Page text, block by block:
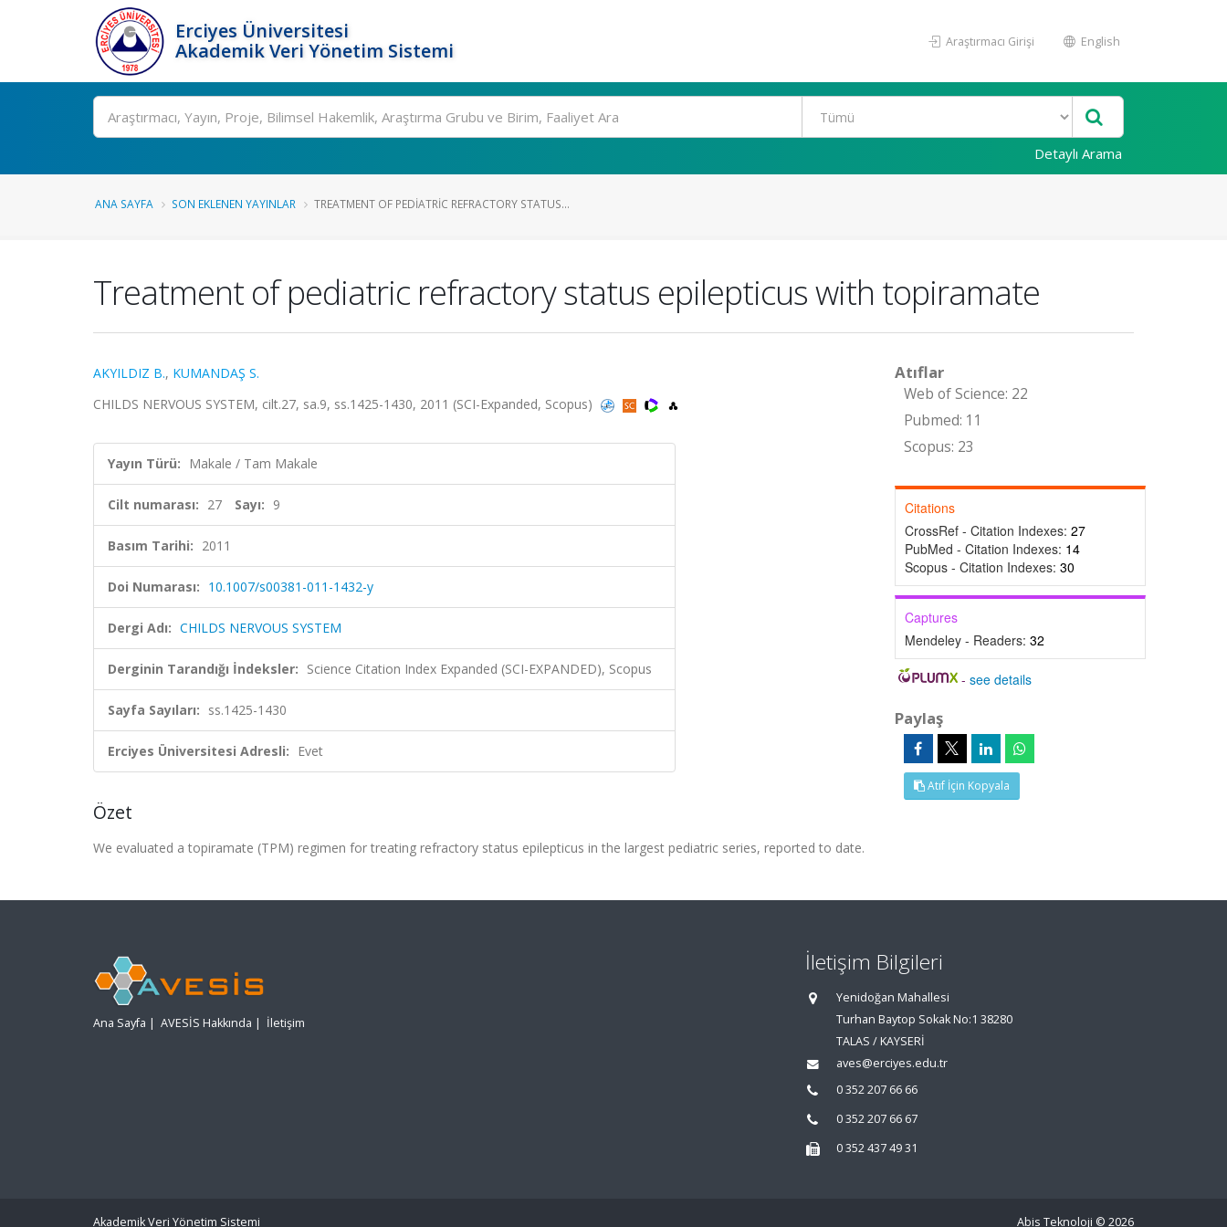
Erciyes Üniversitesi
Akademik Veri Yönetim Sistemi
Araştırmacı Girişi English
Ara
Detaylı Arama
ANA SAYFA SON EKLENEN YAYINLAR TREATMENT OF PEDIATRIC REFRACTORY STATUS...
Treatment of pediatric refractory status epilepticus with topiramate
AKYILDIZ B., KUMANDAŞ S.
CHILDS NERVOUS SYSTEM, cilt.27, sa.9, ss.1425-1430, 2011 (SCI-Expanded, Scopus)
Yayın Türü: Makale / Tam Makale
Cilt numarası: 27 Sayı: 9
Basım Tarihi: 2011
Doi Numarası: 10.1007/s00381-011-1432-y
Dergi Adı: CHILDS NERVOUS SYSTEM
Derginin Tarandığı İndeksler: Science Citation Index Expanded (SCI-EXPANDED), Scopus
Sayfa Sayıları: ss.1425-1430
Erciyes Üniversitesi Adresli: Evet
Özet
We evaluated a topiramate (TPM) regimen for treating refractory status epilepticus in the largest pediatric series, reported to date.
Atıflar
Web of Science: 22
Pubmed: 11
Scopus: 23
Citations
CrossRef - Citation Indexes: 27
PubMed - Citation Indexes: 14
Scopus - Citation Indexes: 30
Captures
Mendeley - Readers: 32
-see details
Paylaş
Atıf İçin Kopyala
Ana Sayfa | AVESİS Hakkında | İletişim
İletişim Bilgileri
Yenidoğan Mahallesi
Turhan Baytop Sokak No:1 38280
TALAS / KAYSERİ
aves@erciyes.edu.tr
0 352 207 66 66
0 352 207 66 67
0 352 437 49 31
Akademik Veri Yönetim Sistemi Abis Teknoloji © 2026